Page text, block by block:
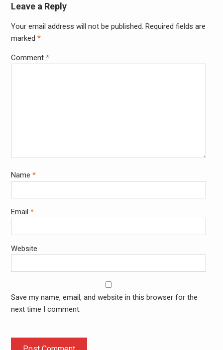
Leave a Reply
Your email address will not be published. Required fields are
marked *
Comment *
Name *
Email *
Website
Save my name, email, and website in this browser for the
next time I comment.